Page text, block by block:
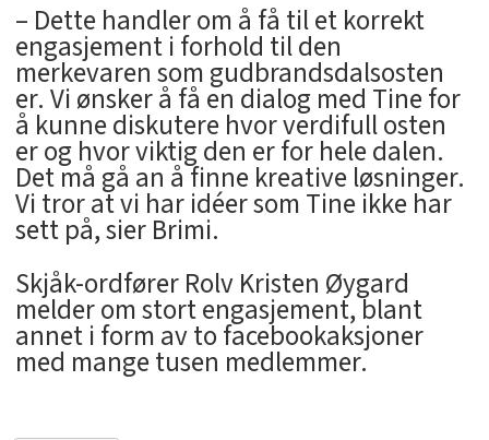
– Dette handler om å få til et korrekt
engasjement i forhold til den
merkevaren som gudbrandsdalsosten
er. Vi ønsker å få en dialog med Tine for
å kunne diskutere hvor verdifull osten
er og hvor viktig den er for hele dalen.
Det må gå an å finne kreative løsninger.
Vi tror at vi har idéer som Tine ikke har
sett på, sier Brimi.
Skjåk-ordfører Rolv Kristen Øygard
melder om stort engasjement, blant
annet i form av to facebookaksjoner
med mange tusen medlemmer.